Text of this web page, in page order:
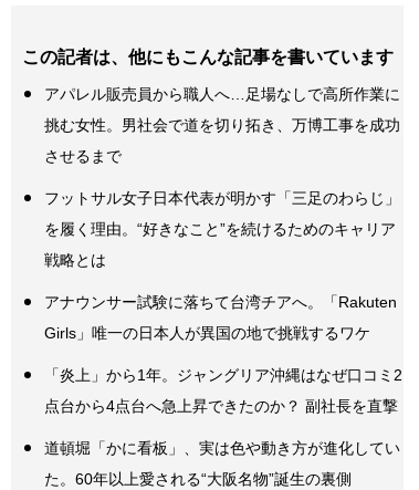
この記者は、他にもこんな記事を書いています
アパレル販売員から職人へ…足場なしで高所作業に
挑む女性。男社会で道を切り拓き、万博工事を成功
させるまで
フットサル女子日本代表が明かす「三足のわらじ」
を履く理由。“好きなこと”を続けるためのキャリア
戦略とは
アナウンサー試験に落ちて台湾チアへ。「Rakuten
Girls」唯一の日本人が異国の地で挑戦するワケ
「炎上」から1年。ジャングリア沖縄はなぜ口コミ2
点台から4点台へ急上昇できたのか？ 副社長を直撃
道頓堀「かに看板」、実は色や動き方が進化してい
た。60年以上愛される“大阪名物”誕生の裏側